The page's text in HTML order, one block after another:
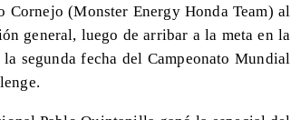
(Monster Energy Honda Team) al
general, luego de arribar a la meta en la
segunda fecha del Campeonato Mundial